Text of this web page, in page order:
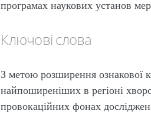
програмах наукових установ
Ключові слова
З метою розширення ознакової
найпоширеніших в регіоні
провокаційних фонах